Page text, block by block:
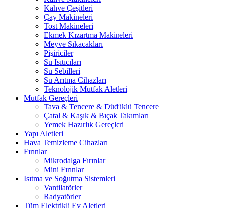
Kahve Çeşitleri
Çay Makineleri
Tost Makineleri
Ekmek Kızartma Makineleri
Meyve Sıkacakları
Pişiriciler
Su Isıtıcıları
Su Sebilleri
Su Arıtma Cihazları
Teknolojik Mutfak Aletleri
Mutfak Gereçleri
Tava & Tencere & Düdüklü Tencere
Çatal & Kaşık & Bıçak Takımları
Yemek Hazırlık Gereçleri
Yapı Aletleri
Hava Temizleme Cihazları
Fırınlar
Mikrodalga Fırınlar
Mini Fırınlar
Isıtma ve Soğutma Sistemleri
Vantilatörler
Radyatörler
Tüm Elektrikli Ev Aletleri